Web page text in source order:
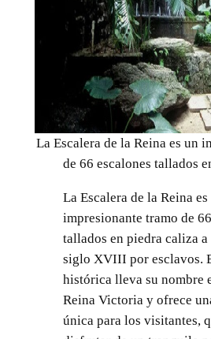
La Escalera de la Reina es un
de 66 escalones tallados
La Escalera de la Reina es
impresionante tramo de
tallados en piedra caliza
siglo XVIII por esclavos.
histórica lleva su nombre
Reina Victoria y ofrece
única para los visitantes,